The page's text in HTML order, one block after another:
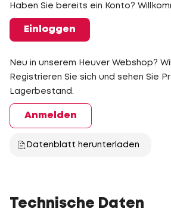
Haben Sie bereits ein Konto?
Einloggen
Neu in unserem Heuver Webshop?
Registrieren Sie sich und sehen Sie
Lagerbestand.
Anmelden
Datenblatt herunterladen
Technische Daten